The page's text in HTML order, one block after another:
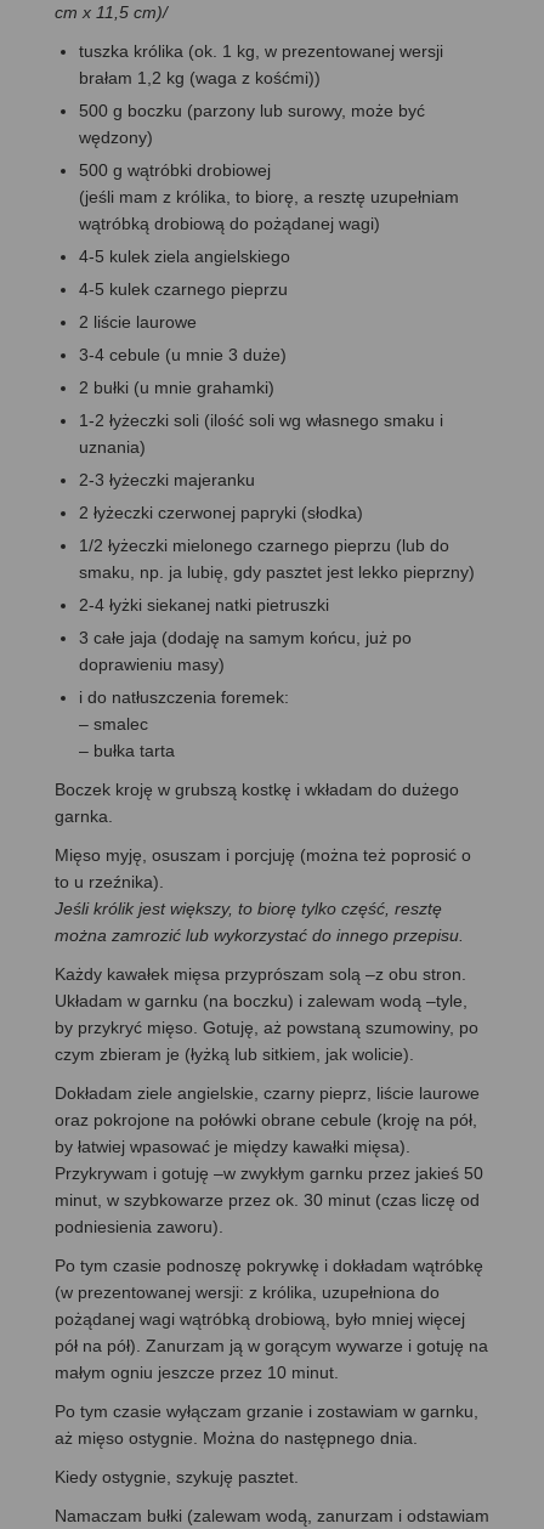
cm x 11,5 cm)/
tuszka królika (ok. 1 kg, w prezentowanej wersji
brałam 1,2 kg (waga z kośćmi))
500 g boczku (parzony lub surowy, może być
wędzony)
500 g wątróbki drobiowej
(jeśli mam z królika, to biorę, a resztę uzupełniam
wątróbką drobiową do pożądanej wagi)
4-5 kulek ziela angielskiego
4-5 kulek czarnego pieprzu
2 liście laurowe
3-4 cebule (u mnie 3 duże)
2 bułki (u mnie grahamki)
1-2 łyżeczki soli (ilość soli wg własnego smaku i
uznania)
2-3 łyżeczki majeranku
2 łyżeczki czerwonej papryki (słodka)
1/2 łyżeczki mielonego czarnego pieprzu (lub do
smaku, np. ja lubię, gdy pasztet jest lekko pieprzny)
2-4 łyżki siekanej natki pietruszki
3 całe jaja (dodaję na samym końcu, już po
doprawieniu masy)
i do natłuszczenia foremek:
– smalec
– bułka tarta
Boczek kroję w grubszą kostkę i wkładam do dużego
garnka.
Mięso myję, osuszam i porcjuję (można też poprosić o
to u rzeźnika).
Jeśli królik jest większy, to biorę tylko część, resztę
można zamrozić lub wykorzystać do innego przepisu.
Każdy kawałek mięsa przyprószam solą –z obu stron.
Układam w garnku (na boczku) i zalewam wodą –tyle,
by przykryć mięso. Gotuję, aż powstaną szumowiny, po
czym zbieram je (łyżką lub sitkiem, jak wolicie).
Dokładam ziele angielskie, czarny pieprz, liście laurowe
oraz pokrojone na połówki obrane cebule (kroję na pół,
by łatwiej wpasować je między kawałki mięsa).
Przykrywam i gotuję –w zwykłym garnku przez jakieś 50
minut, w szybkowarze przez ok. 30 minut (czas liczę od
podniesienia zaworu).
Po tym czasie podnoszę pokrywkę i dokładam wątróbkę
(w prezentowanej wersji: z królika, uzupełniona do
pożądanej wagi wątróbką drobiową, było mniej więcej
pół na pół). Zanurzam ją w gorącym wywarze i gotuję na
małym ogniu jeszcze przez 10 minut.
Po tym czasie wyłączam grzanie i zostawiam w garnku,
aż mięso ostygnie. Można do następnego dnia.
Kiedy ostygnie, szykuję pasztet.
Namaczam bułki (zalewam wodą, zanurzam i odstawiam